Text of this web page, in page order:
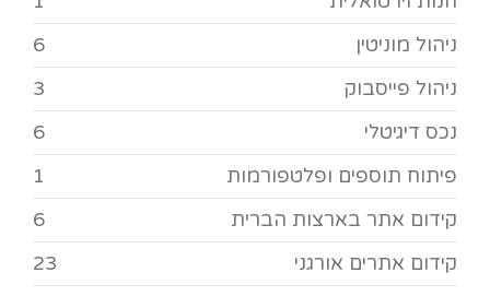
ניהול מוניטין
6
ניהול פייסבוק
3
נכס דיגיטלי
6
פיתוח תוספים ופלטפורמות
1
קידום אתר בארצות הברית
6
קידום אתרים אורגני
23